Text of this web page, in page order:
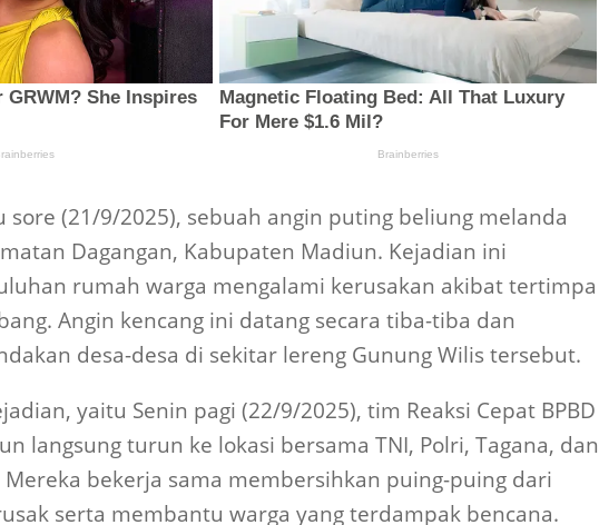
sore (21/9/2025), sebuah angin puting beliung melanda
Dagangan, Kabupaten Madiun. Kejadian ini
rumah warga mengalami kerusakan akibat tertimpa
Angin kencang ini datang secara tiba-tiba dan
desa-desa di sekitar lereng Gunung Wilis tersebut.
yaitu Senin pagi (22/9/2025), tim Reaksi Cepat BPBD
langsung turun ke lokasi bersama TNI, Polri, Tagana, dan
bekerja sama membersihkan puing-puing dari
serta membantu warga yang terdampak bencana.